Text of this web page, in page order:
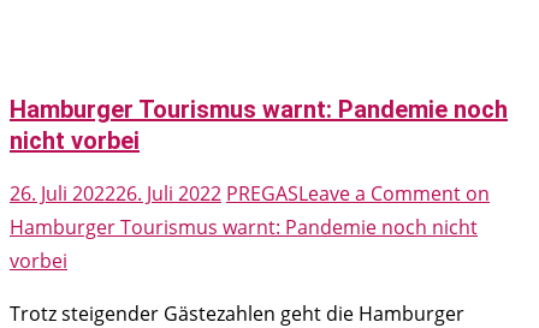
Hamburger Tourismus warnt: Pandemie noch
nicht vorbei
26. Juli 202226. Juli 2022 PREGASLeave a Comment on
Hamburger Tourismus warnt: Pandemie noch nicht
vorbei
Trotz steigender Gästezahlen geht die Hamburger